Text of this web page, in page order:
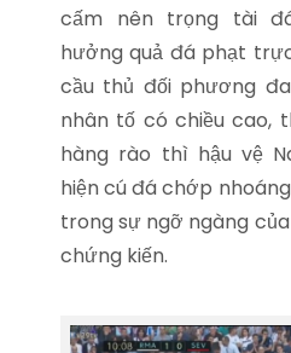
cấm nên trọng tài
hưởng quả đá phạt
cầu thủ đối phương
nhân tố có chiều cao,
hàng rào thì hậu vệ
hiện cú đá chớp
trong sự ngỡ ngàng
chứng kiến.